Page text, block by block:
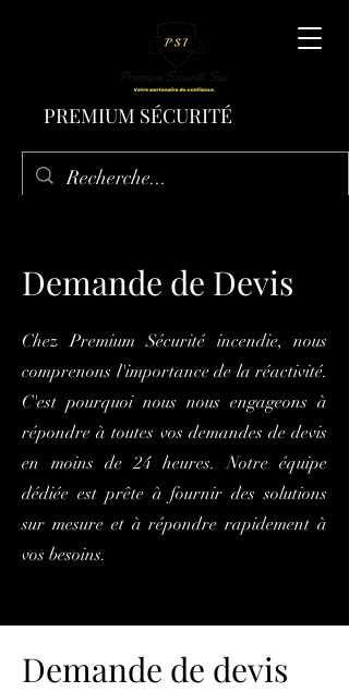
PREMIUM SÉCURITÉ
Demande de Devis
Chez Premium Sécurité incendie, nous
comprenons l'importance de la réactivité.
C'est pourquoi nous nous engageons à
répondre à toutes vos demandes de devis
en moins de 24 heures. Notre équipe
dédiée est prête à fournir des solutions
sur mesure et à répondre rapidement à
vos besoins.
Demande de devis